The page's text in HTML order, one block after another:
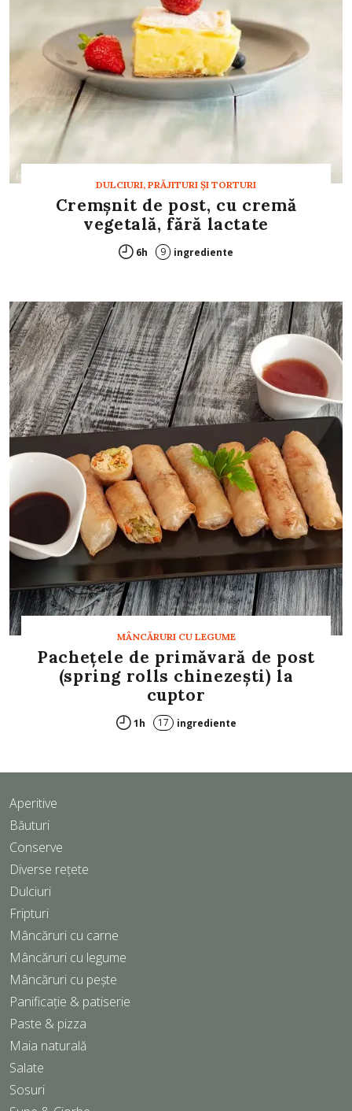
DULCIURI, PRĂJITURI ȘI TORTURI
Cremșnit de post, cu cremă
vegetală, fără lactate
6h 9 ingrediente
MÂNCĂRURI CU LEGUME
Pachețele de primăvară de post
(spring rolls chinezești) la
cuptor
1h 17 ingrediente
Aperitive
Băuturi
Conserve
Diverse rețete
Dulciuri
Fripturi
Mâncăruri cu carne
Mâncăruri cu legume
Mâncăruri cu pește
Panificație & patiserie
Paste & pizza
Maia naturală
Salate
Sosuri